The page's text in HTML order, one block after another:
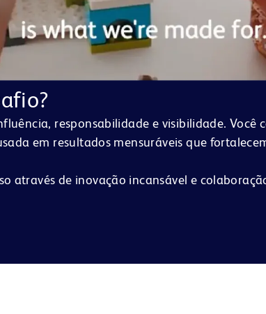
responsabilidade e visibilidade.
em resultados mensuráveis que
através de inovação incansável e